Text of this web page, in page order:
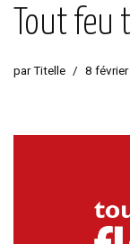
Tout
parTitelle 8